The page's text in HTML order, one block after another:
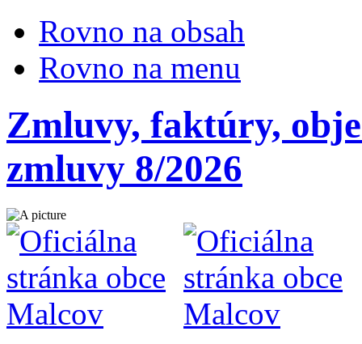
Rovno na obsah
Rovno na menu
Zmluvy, faktúry,
zmluvy 8/2026